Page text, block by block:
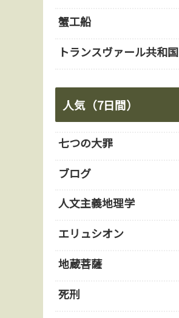
蟹工船
トランスヴァール共和国
人気（7日間）
七つの大罪
ブログ
人文主義地理学
エリュシオン
地蔵菩薩
死刑